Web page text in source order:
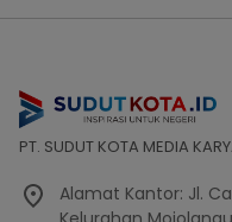
PT. SUDUT KOTA MEDIA
Alamat Kantor: Jl.